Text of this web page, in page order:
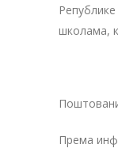
школама,
Према